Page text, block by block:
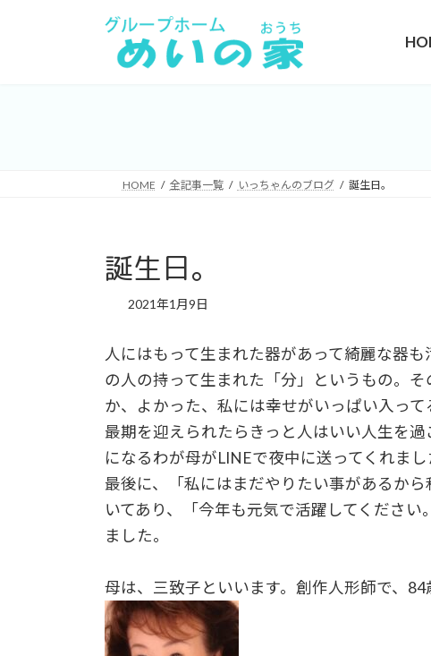
HOME 全記事一覧 いっちゃんのブログ 誕生日。
誕生日。
2021年1月9日
人にはもって生まれた器があって綺麗な器
の人の持って生まれた「分」というもの。
か、よかった、私には幸せがいっぱい入っ
最期を迎えられたらきっと人はいい人生を
になるわが母がLINEで夜中に送ってくれまし
最後に、「私にはまだやりたい事があるか
いてあり、「今年も元気で活躍してくださ
ました。
母は、三致子といいます。創作人形師で、84